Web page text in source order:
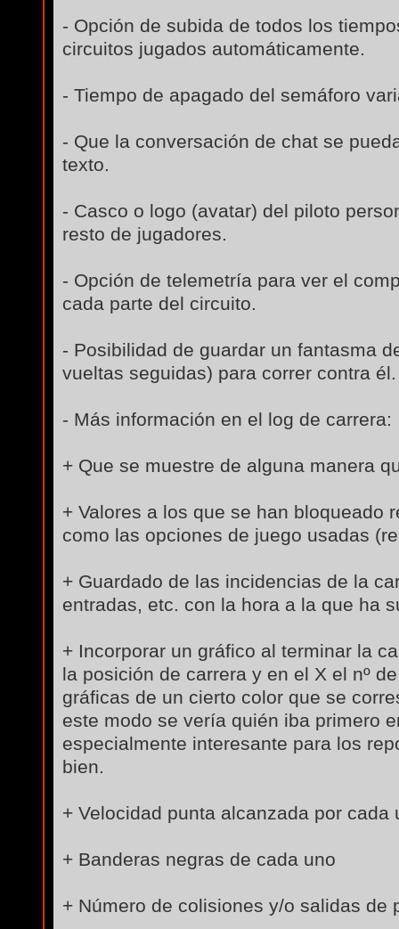
- Opción de subida de todos los
circuitos jugados automáticamente.
- Tiempo de apagado del semáforo
- Que la conversación de chat se
texto.
- Casco o logo (avatar) del piloto
resto de jugadores.
- Opción de telemetría para ver el
cada parte del circuito.
- Posibilidad de guardar un fantasma
vueltas seguidas) para correr contra él.
- Más información en el log de carrera:
+ Que se muestre de alguna manera
+ Valores a los que se han bloqueado
como las opciones de juego usadas
+ Guardado de las incidencias de la
entradas, etc. con la hora a la que ha
+ Incorporar un gráfico al terminar la
la posición de carrera y en el X el nº
gráficas de un cierto color que se
este modo se vería quién iba primero
especialmente interesante para los
bien.
+ Velocidad punta alcanzada por cada
+ Banderas negras de cada uno
+ Número de colisiones y/o salidas de